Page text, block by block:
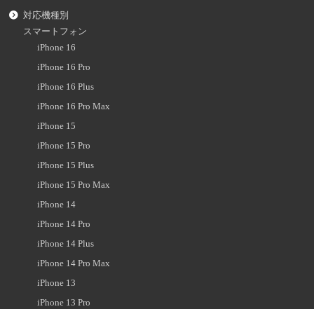
対応機種別
スマートフォン
iPhone 16
iPhone 16 Pro
iPhone 16 Plus
iPhone 16 Pro Max
iPhone 15
iPhone 15 Pro
iPhone 15 Plus
iPhone 15 Pro Max
iPhone 14
iPhone 14 Pro
iPhone 14 Plus
iPhone 14 Pro Max
iPhone 13
iPhone 13 Pro